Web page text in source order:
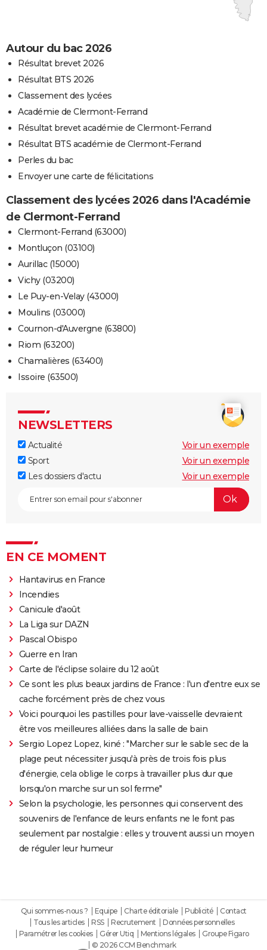
Autour du bac 2026
Résultat brevet 2026
Résultat BTS 2026
Classement des lycées
Académie de Clermont-Ferrand
Résultat brevet académie de Clermont-Ferrand
Résultat BTS académie de Clermont-Ferrand
Perles du bac
Envoyer une carte de félicitations
Classement des lycées 2026 dans l'Académie
de Clermont-Ferrand
Clermont-Ferrand (63000)
Montluçon (03100)
Aurillac (15000)
Vichy (03200)
Le Puy-en-Velay (43000)
Moulins (03000)
Cournon-d'Auvergne (63800)
Riom (63200)
Chamalières (63400)
Issoire (63500)
NEWSLETTERS
Actualité
Voir un exemple
Sport
Voir un exemple
Les dossiers d'actu
Voir un exemple
EN CE MOMENT
Hantavirus en France
Incendies
Canicule d'août
La Liga sur DAZN
Pascal Obispo
Guerre en Iran
Carte de l'éclipse solaire du 12 août
Ce sont les plus beaux jardins de France : l'un d'entre eux se
cache forcément près de chez vous
Voici pourquoi les pastilles pour lave-vaisselle devraient
être vos meilleures alliées dans la salle de bain
Sergio Lopez Lopez, kiné : "Marcher sur le sable sec de la
plage peut nécessiter jusqu'à près de trois fois plus
d'énergie, cela oblige le corps à travailler plus dur que
lorsqu'on marche sur un sol ferme"
Selon la psychologie, les personnes qui conservent des
souvenirs de l'enfance de leurs enfants ne le font pas
seulement par nostalgie : elles y trouvent aussi un moyen
de réguler leur humeur
Qui sommes-nous ? Equipe Charte éditoriale Publicité
Contact
Tous les articles
RSS Recrutement
Données personnelles
Paramétrer les cookies
Gérer Utiq Mentions légales
Groupe Figaro
© 2026 CCM Benchmark